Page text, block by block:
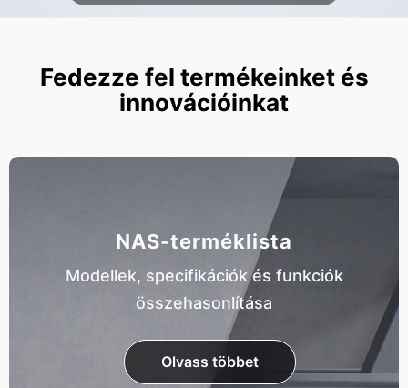
Fedezze fel termékeinket és
innovációinkat
NAS-terméklista
Modellek, specifikációk és funkciók
összehasonlítása
Olvass többet